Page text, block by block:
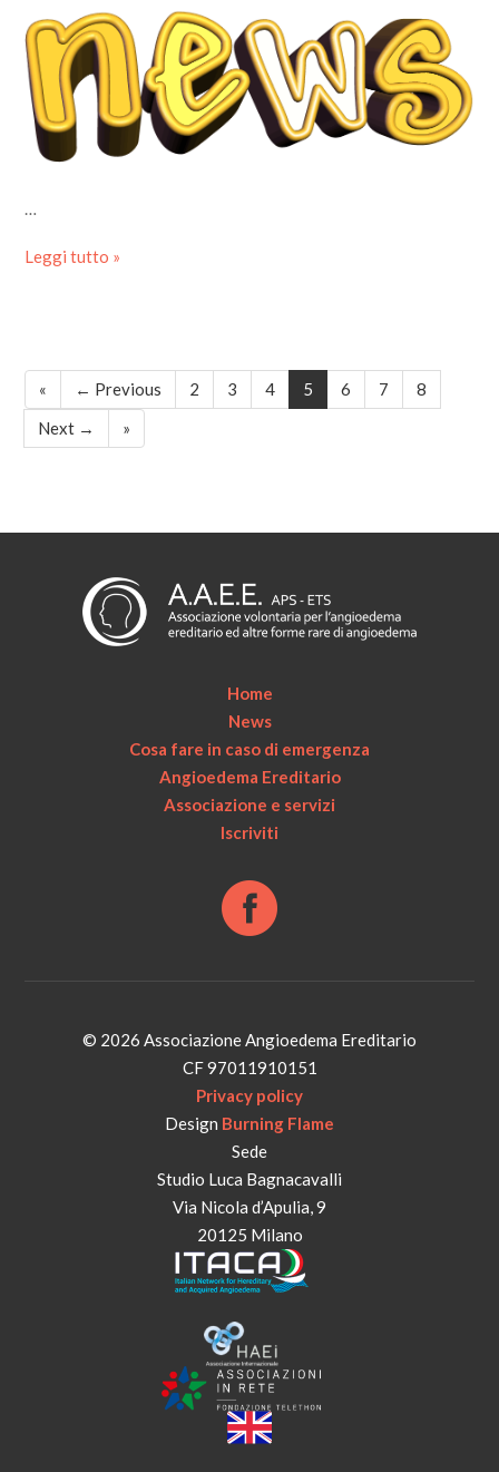
…
Leggi tutto »
« ← Previous 2 3 4 5 6 7
8
Next →
»
Home
News
Cosa fare in caso di emergenza
Angioedema Ereditario
Associazione e servizi
Iscriviti
© 2026 Associazione Angioedema Ereditario
CF 97011910151
Privacy policy
Design Burning Flame
Sede
Studio Luca Bagnacavalli
Via Nicola d’Apulia, 9
20125 Milano